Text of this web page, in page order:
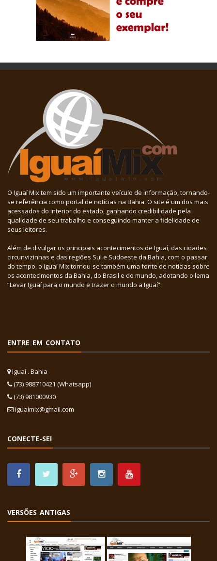
O Iguaí Mix tem sido um importante veículo de informação, tornando-
se referência como portal de notícias na Bahia. O site é um dos mais
acessados do interior do estado, ganhando credibilidade pela
qualidade de seu trabalho e conseguindo manter a fidelidade de
seus leitores.
Além de divulgar os principais acontecimentos de Iguaí, das cidades
circunvizinhas e das regiões Sul e Sudoeste da Bahia, com o passar
do tempo, o Iguaí Mix tornou-se também uma fonte de notícias sobre
os acontecimentos da Bahia, do Brasil e do mundo, adotando o lema
“Levar Iguaí para o mundo e trazer o mundo a Iguaí”.
ENTRE EM CONTATO
Iguaí . Bahia
(73) 988710421 (Whatsapp)
(73) 981000930
iguaimix@gmail.com
CONECTE-SE!
VERSÕES ANTIGAS